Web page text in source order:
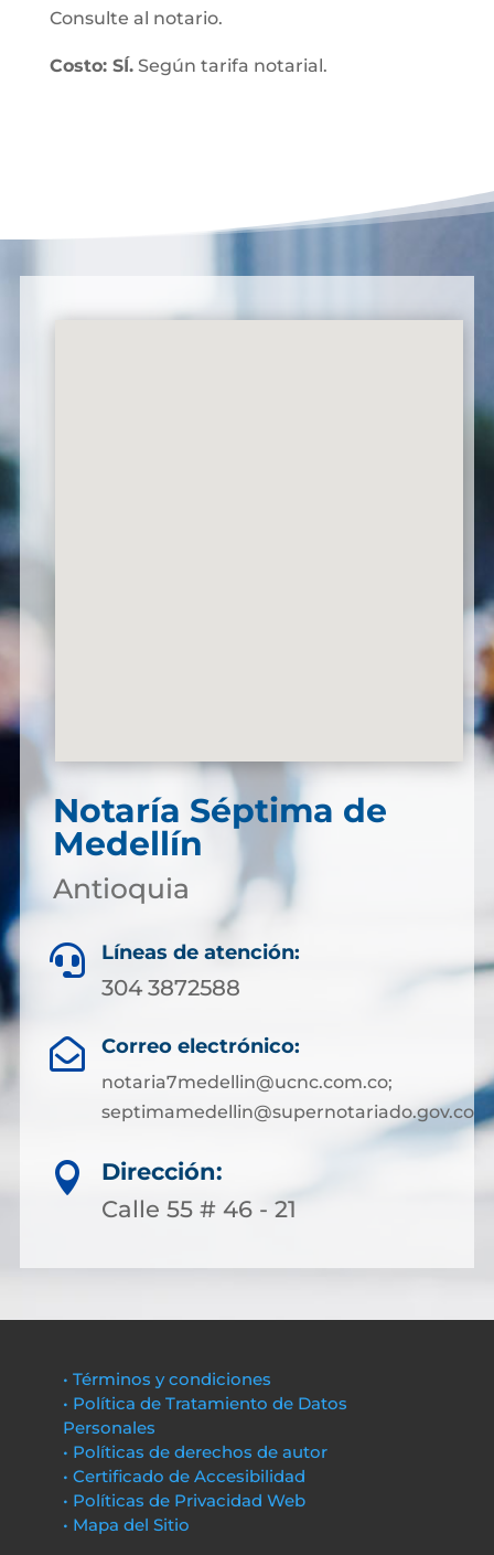
Consulte al notario.
Costo: SÍ.Según tarifa notarial.
Notaría Séptima de
Medellín
Antioquia
 Líneas de atención:
304 3872588
 Correo electrónico:
notaria7medellin@ucnc.com.co;
septimamedellin@supernotariado.gov.co

Dirección:
Calle 55 # 46 - 21
• Términos y condiciones
• Política de Tratamiento de Datos
Personales
• Políticas de derechos de autor
• Certificado de Accesibilidad
• Políticas de Privacidad Web
• Mapa del Sitio